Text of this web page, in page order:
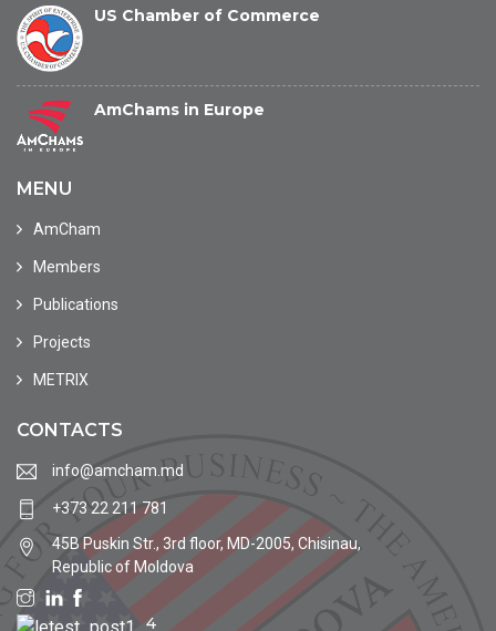
US Chamber of Commerce
AmChams in Europe
MENU
AmCham
Members
Publications
Projects
METRIX
CONTACTS
info@amcham.md
+373 22 211 781
45B Puskin Str., 3rd floor, MD-2005, Chisinau,
Republic of Moldova
4